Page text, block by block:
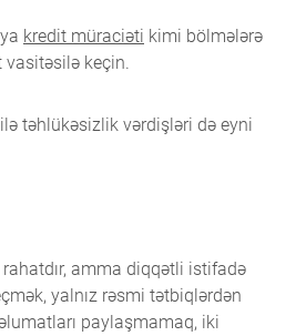
kredit müraciəti kimi bölmələrə
vasitəsilə keçin.
təhlükəsizlik vərdişləri də eyni
amma diqqətli istifadə
yalnız rəsmi tətbiqlərdən
paylaşmamaq, iki